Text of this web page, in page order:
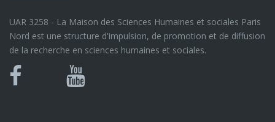
UAR 3258 - La Maison des Sciences Humaines et sociales Paris
Nord est une structure d'impulsion, de promotion et de diffusion
de la recherche en sciences humaines et sociales.
Bluesky
Canal